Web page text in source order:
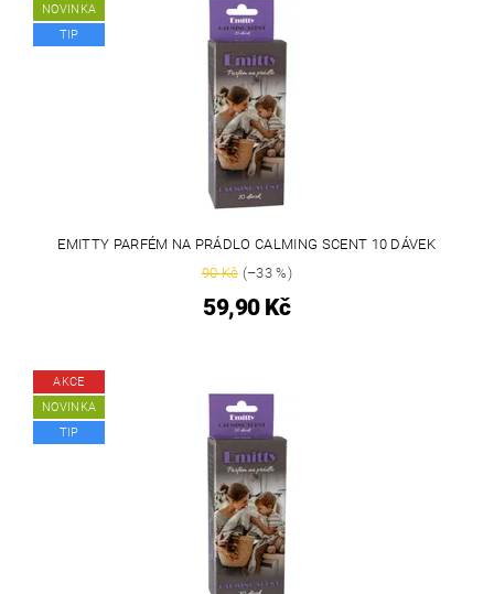
NOVINKA
TIP
EMITTY PARFÉM NA PRÁDLO CALMING SCENT 10 DÁVEK
90 Kč(–33 %)
59,90 Kč
AKCE
NOVINKA
TIP